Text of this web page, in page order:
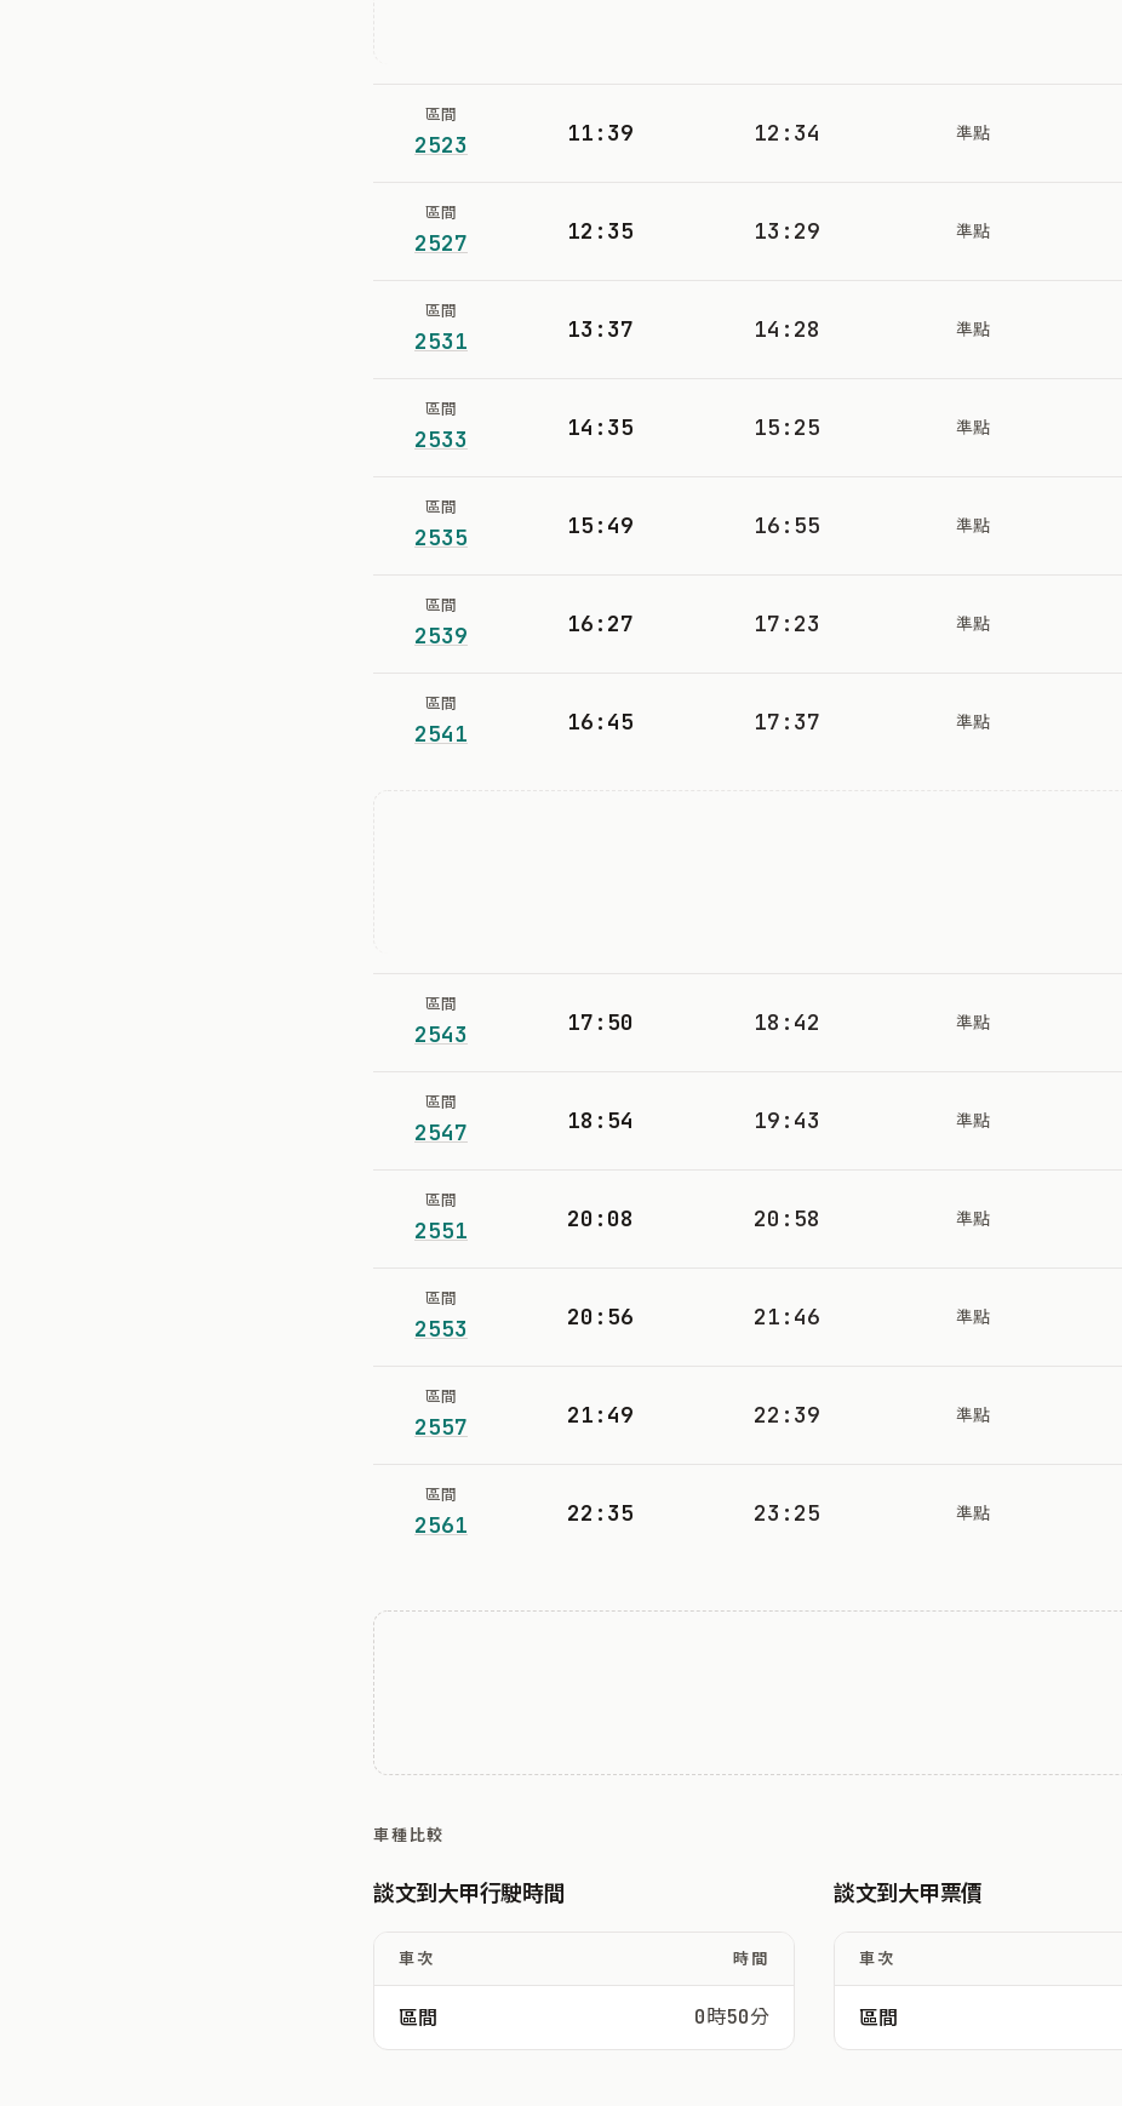
區間
2523 11:39 12:34 準點
區間
2527 12:35 13:29 準點
區間
2531 13:37 14:28 準點
區間
2533 14:35 15:25 準點
區間
2535 15:49 16:55 準點
區間
2539 16:27 17:23 準點
區間
2541 16:45 17:37 準點
區間
2543 17:50 18:42 準點
區間
2547 18:54 19:43 準點
區間
2551 20:08 20:58 準點
區間
2553 20:56 21:46 準點
區間
2557 21:49 22:39 準點
區間
2561 22:35 23:25 準點
車種比較
談文到大甲行駛時間
車次 時間
區間 0時50分
談文到大甲票價
車次
區間